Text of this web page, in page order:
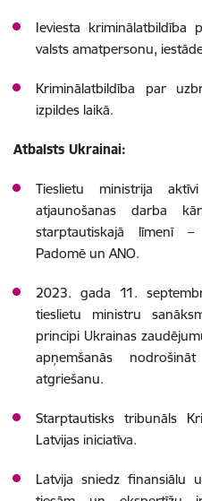
Ieviesta kriminālatbildība
valsts amatpersonu,
Kriminālatbildība par
izpildes laikā.
Atbalsts Ukrainai:
Tieslietu ministrija
atjaunošanas darba
starptautiskajā līmenī –
Padomē un ANO.
2023. gada 11.
tieslietu ministru
principi Ukrainas
apņemšanās
atgriešanu.
Starptautisks tribunāls
Latvijas iniciatīva.
Latvija sniedz finansiālu